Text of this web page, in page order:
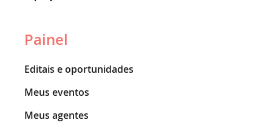
Painel
Editais e oportunidades
Meus eventos
Meus agentes